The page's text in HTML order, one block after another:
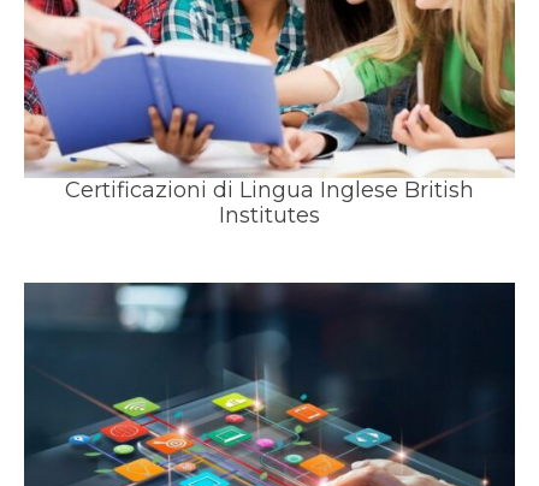
Certificazioni di Lingua Inglese British
Institutes